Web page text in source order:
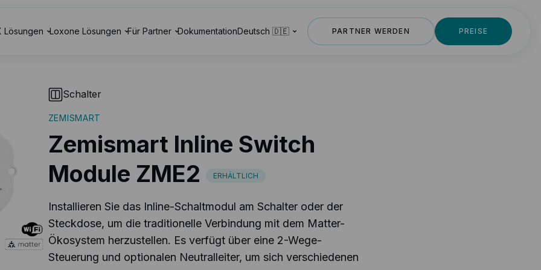
Lösungen Loxone Lösungen Für Partner DokumentationDeutsch 🇩🇪 PARTNER WERDEN PREISE
Schalter
ZEMISMART
Zemismart Inline Switch
Module ZME2
ERHÄLTLICH
Installieren Sie das Inline-Schaltmodul am Schalter oder der
Steckdose, um die traditionelle Verbindung mit dem Matter-
Ökosystem herzustellen. Es verfügt über eine 2-Wege-
Steuerung und optionalen Neutralleiter, um sich verschiedenen